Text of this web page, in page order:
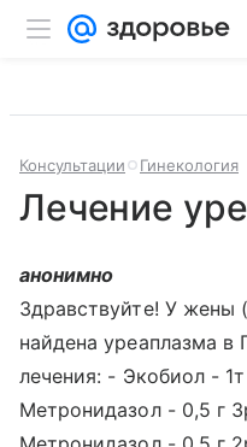
Консультации Гинекология
Лечение
анонимно
Здравствуйте! У жены
найдена уреаплазма в
лечения: - Экобиол -
Метронидазол - 0,5 г